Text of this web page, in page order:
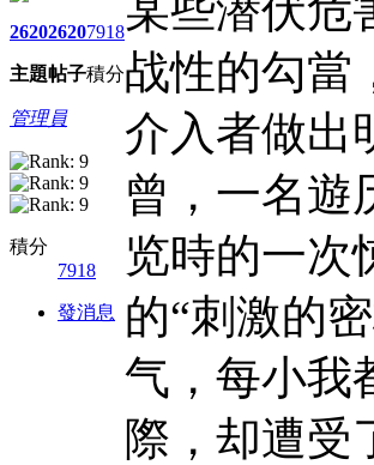
2620
主題
2620
帖子
7918
積分
管理員
積分
7918
發消息
某些潜伏危
战性的勾當
介入者做出
曾，一名遊
览時的一次
的“刺激的
气，每小我
際，却遭受